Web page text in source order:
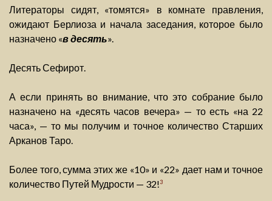
Литераторы сидят, «томятся» в комнате правления,
ожидают Берлиоза и начала заседания, которое было
назначено «в десять».
Десять Сефирот.
А если принять во внимание, что это собрание было
назначено на «десять часов вечера» — то есть «на 22
часа», — то мы получим и точное количество Старших
Арканов Таро.
Более того, сумма этих же «10» и «22» дает нам и точное
количество Путей Мудрости — 32!3